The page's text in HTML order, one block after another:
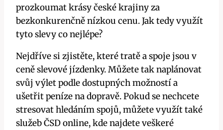
prozkoumat krásy české krajiny za
bezkonkurenčně nízkou cenu. Jak tedy využít
tyto slevy co nejlépe?
Nejdříve si zjistěte, které tratě a spoje jsou v
ceně slevové jízdenky. Můžete tak naplánovat
svůj výlet podle dostupných možností a
ušetřit peníze na dopravě. Pokud se nechcete
stresovat hledáním spojů, můžete využít také
služeb ČSD online, kde najdete veškeré